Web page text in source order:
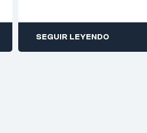
SEGUIR LEYENDO